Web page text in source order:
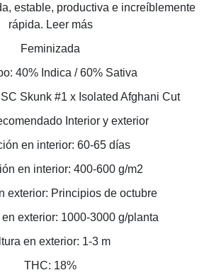
estable, productiva e increíblemente
rápida. Leer más
Feminizada
40% Indica / 60% Sativa
Skunk #1 x Isolated Afghani Cut
Interior y exterior
en interior: 60-65 días
en interior: 400-600 g/m2
exterior: Principios de octubre
exterior: 1000-3000 g/planta
en exterior: 1-3 m
THC: 18%